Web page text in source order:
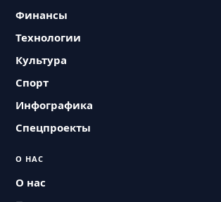
Финансы
Технологии
Культура
Спорт
Инфографика
Спецпроекты
О НАС
О нас